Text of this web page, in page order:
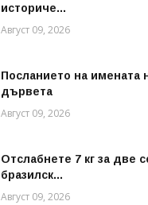
историче...
Август 09, 2026
Посланието на имената
дървета
Август 09, 2026
Отслабнете 7 кг за две
бразилск...
Август 09, 2026